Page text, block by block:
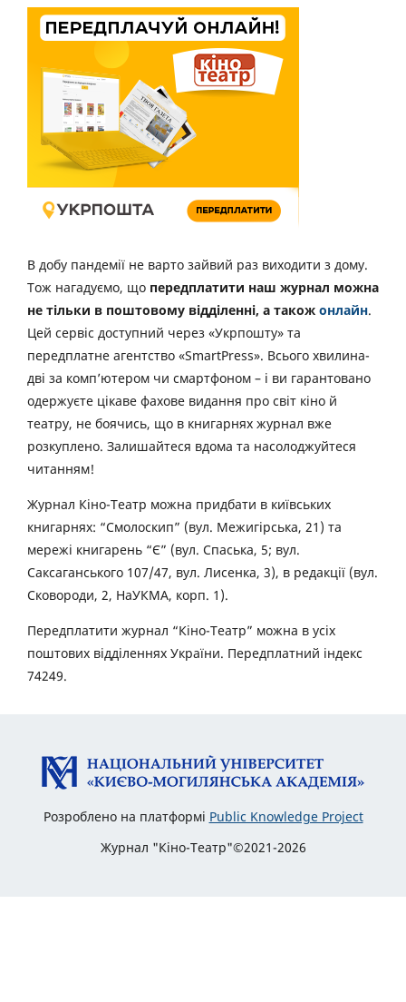
В добу пандемії не варто зайвий раз виходити з дому.
Тож нагадуємо, що передплатити наш журнал можна
не тільки в поштовому відділенні, а також онлайн.
Цей сервіс доступний через «Укрпошту» та
передплатне агентство «SmartPress». Всього хвилина-
дві за комп’ютером чи смартфоном – і ви гарантовано
одержуєте цікаве фахове видання про світ кіно й
театру, не боячись, що в книгарнях журнал вже
розкуплено. Залишайтеся вдома та насолоджуйтеся
читанням!
Журнал Кіно-Театр можна придбати в київських
книгарнях: “Смолоскип” (вул. Межигірська, 21) та
мережі книгарень “Є” (вул. Спаська, 5; вул.
Саксаганського 107/47, вул. Лисенка, 3), в редакції (вул.
Сковороди, 2, НаУКМА, корп. 1).
Передплатити журнал “Кіно-Театр” можна в усіх
поштових відділеннях України. Передплатний індекс
74249.
Розроблено на платформі Public Knowledge Project
Журнал "Кіно-Театр"©2021-2026